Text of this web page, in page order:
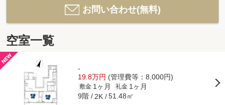
お問い合わせ(無料)
空室一覧
-
19.8万円 (管理費等：8,000円)
敷金 1ヶ月 礼金 1ヶ月
9階 2K 51.48㎡